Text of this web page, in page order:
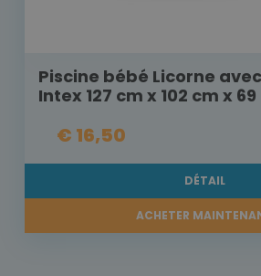
Piscine bébé Licorne
Intex 127 cm x 102 cm x
€ 16,50
DÉTAIL
ACHETER